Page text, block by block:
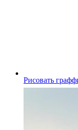
Рисовать